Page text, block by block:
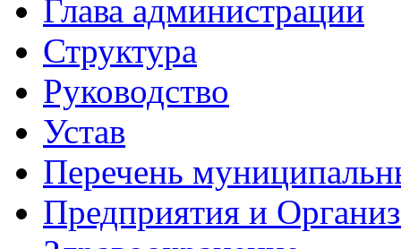
Глава администрации
Структура
Руководство
Устав
Перечень
Предприятия и